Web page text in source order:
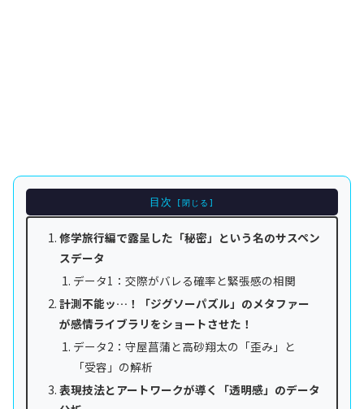
目次
修学旅行編で露呈した「秘密」という名のサスペン
スデータ
データ1：交際がバレる確率と緊張感の相関
計測不能ッ…！「ジグソーパズル」のメタファー
が感情ライブラリをショートさせた！
データ2：守屋菖蒲と高砂翔太の「歪み」と
「受容」の解析
表現技法とアートワークが導く「透明感」のデータ